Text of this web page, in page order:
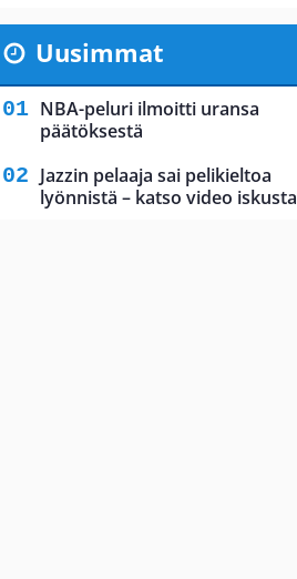
Uusimmat
NBA-peluri ilmoitti uransa
päätöksestä
Jazzin pelaaja sai pelikieltoa
lyönnistä – katso video iskusta